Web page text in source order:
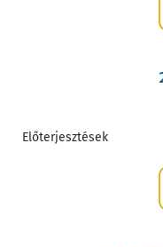
Előterjesztések